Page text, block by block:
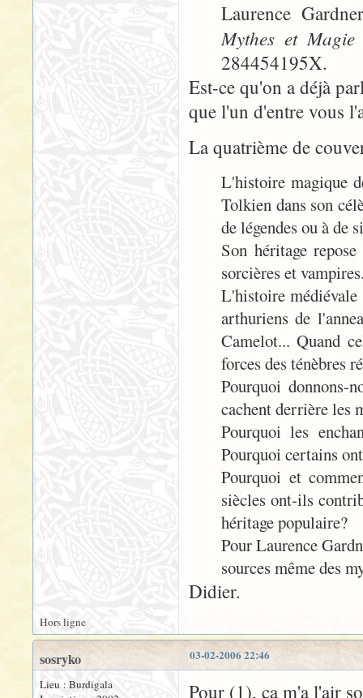
Laurence
Mythes et
284454195X.
Est-ce qu'on a déjà
que l'un d'entre vous
La quatrième de
L'histoire magique
Tolkien dans son
de légendes ou à de
Son héritage
sorcières et
L'histoire
arthuriens de
Camelot... Quand
forces des ténèbres
Pourquoi donnons-
cachent derrière les
Pourquoi les
Pourquoi certains
Pourquoi et
siècles ont-ils
héritage populaire?
Pour Laurence
sources même des
Didier.
Hors ligne
03-02-2006 22:46
sosryko
Lieu : Burdigala
Pour (1), ça m'a l'air